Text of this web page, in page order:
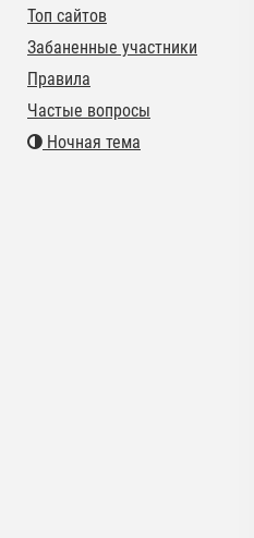
Топ сайтов
Забаненные участники
Правила
Частые вопросы
Ночная тема